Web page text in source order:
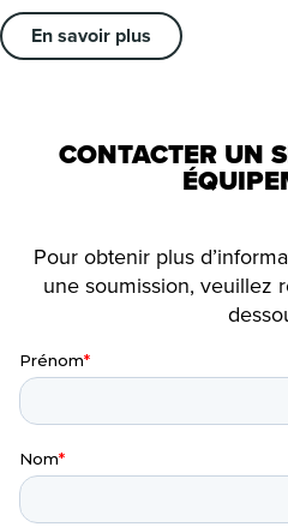
En savoir plus
CONTACTER UN
Pour obtenir plus
une soumission, veuillez